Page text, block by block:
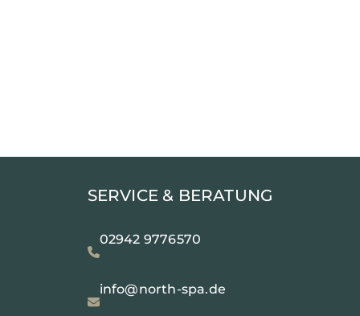
SERVICE & BERATUNG
02942 9776570
info@north-spa.de